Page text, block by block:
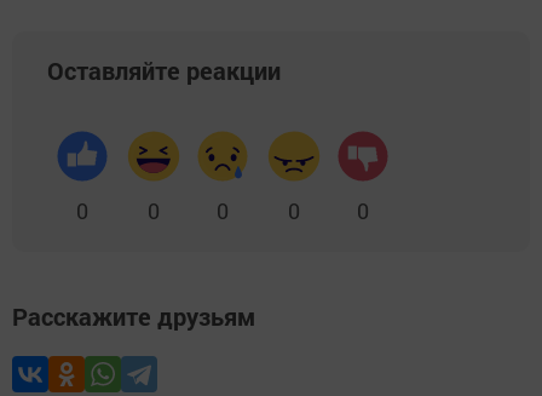
Оставляйте реакции
0 0 0 0 0
Расскажите друзьям